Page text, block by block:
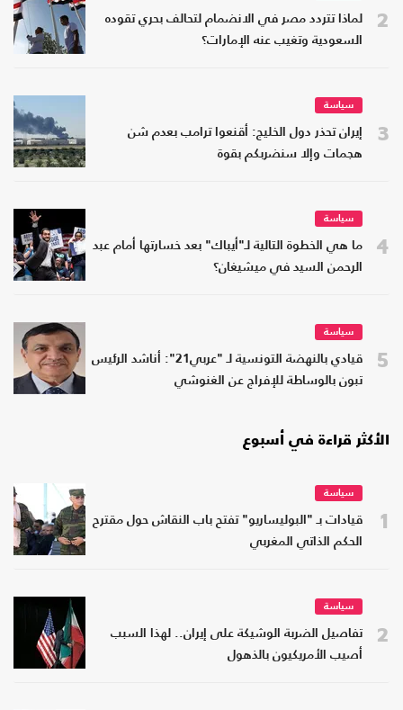
2
لماذا تتردد مصر في الانضمام لتحالف بحري تقوده
السعودية وتغيب عنه الإمارات؟
3
سياسة
إيران تحذر دول الخليج: أقنعوا ترامب بعدم شن
هجمات وإلا سنضربكم بقوة
4
سياسة
ما هي الخطوة التالية لـ"أيباك" بعد خسارتها أمام عبد
الرحمن السيد في ميشيغان؟
5
سياسة
قيادي بالنهضة التونسية لـ "عربي21": أناشد الرئيس
تبون بالوساطة للإفراج عن الغنوشي
الأكثر قراءة في أسبوع
1
سياسة
قيادات بـ "البوليساريو" تفتح باب النقاش حول مقترح
الحكم الذاتي المغربي
2
سياسة
تفاصيل الضربة الوشيكة على إيران.. لهذا السبب
أصيب الأمريكيون بالذهول